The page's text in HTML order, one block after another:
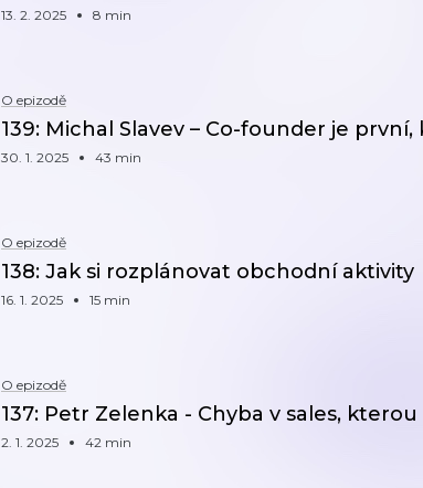
13. 2. 2025 8 min
O epizodě
139: Michal Slavev – Co-founder je
30. 1. 2025 43 min
O epizodě
138: Jak si rozplánovat obchodní aktivity
16. 1. 2025 15 min
O epizodě
137: Petr Zelenka - Chyba v sales, kterou
2. 1. 2025 42 min